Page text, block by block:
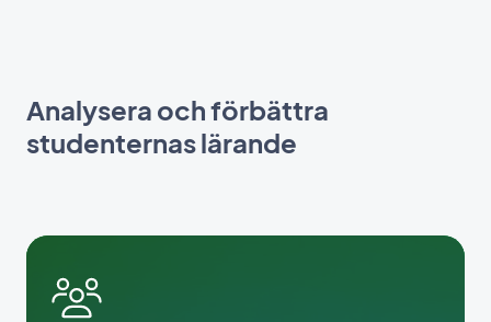
Analysera och förbättra
studenternas lärande